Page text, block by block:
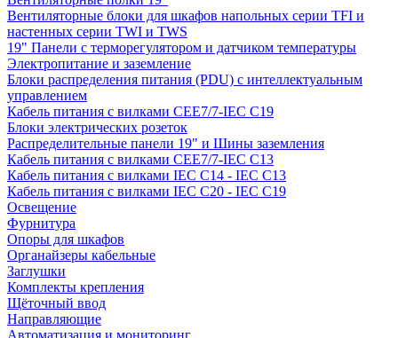
Вентиляторные блоки для шкафов напольных серии TFI и
настенных серии TWI и TWS
19" Панели с терморегулятором и датчиком температуры
Электропитание и заземление
Блоки распределения питания (PDU) с интеллектуальным
управлением
Кабель питания с вилками CEE7/7-IEC C19
Блоки электрических розеток
Распределительные панели 19" и Шины заземления
Кабель питания с вилками CEE7/7-IEC C13
Кабель питания с вилками IEC C14 - IEC C13
Кабель питания с вилками IEC C20 - IEC C19
Освещение
Фурнитура
Опоры для шкафов
Органайзеры кабельные
Заглушки
Комплекты крепления
Щёточный ввод
Направляющие
Автоматизация и мониторинг